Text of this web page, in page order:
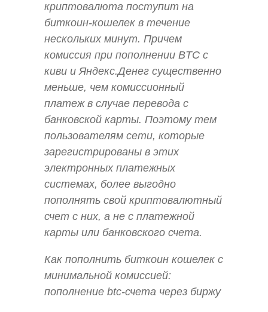
криптовалюта поступит на
биткоин-кошелек в течение
нескольких минут. Причем
комиссия при пополнении BTC с
киви и Яндекс.Денег существенно
меньше, чем комиссионный
платеж в случае перевода с
банковской карты. Поэтому тем
пользователям сети, которые
зарегистрированы в этих
электронных платежных
системах, более выгодно
пополнять свой криптовалютный
счет с них, а не с платежной
карты или банковского счета.
Как пополнить биткоин кошелек с
минимальной комиссией:
пополнение btc-счета через биржу